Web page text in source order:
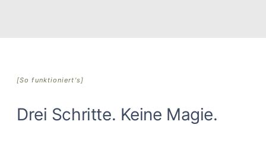
[So funktioniert's]
Drei Schritte. Keine Magie.